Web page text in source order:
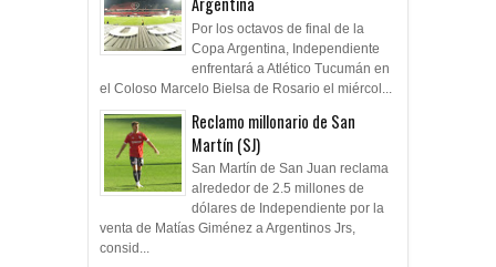
Por los octavos de final de la
Copa Argentina, Independiente
enfrentará a Atlético Tucumán en
el Coloso Marcelo Bielsa de Rosario el miércol...
Reclamo millonario de San
Martín (SJ)
San Martín de San Juan reclama
alrededor de 2.5 millones de
dólares de Independiente por la
venta de Matías Giménez a Argentinos Jrs,
consid...